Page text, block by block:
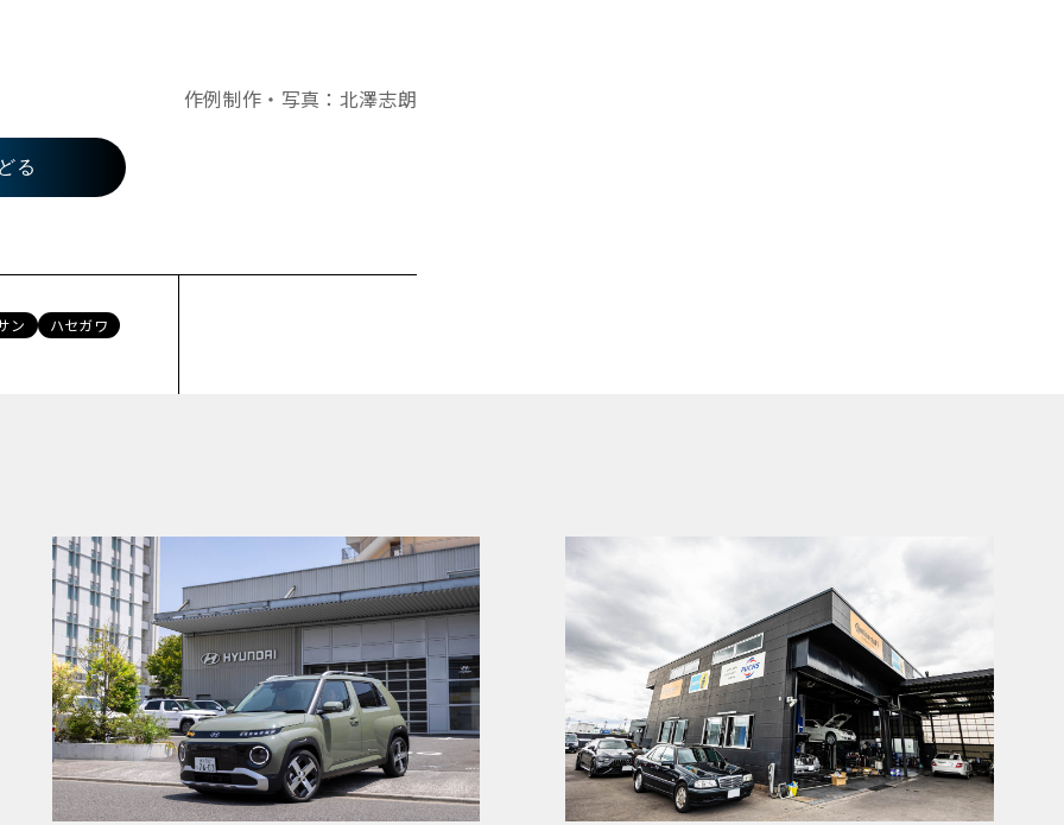
作例制作・写真：北澤志朗
る
ン ハセガワ